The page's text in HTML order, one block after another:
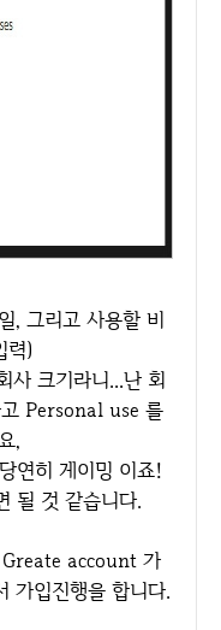
력)
Personal use 를
,
될 것 같습니다.
가입진행을 합니다.